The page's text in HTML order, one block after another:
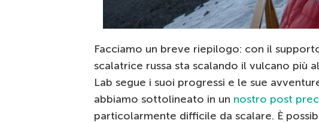
Facciamo un breve riepilogo: con il
scalatrice russa sta scalando il vulcano più
Lab segue i suoi progressi e le sue
abbiamo sottolineato in un nostro post
particolarmente difficile da scalare. È